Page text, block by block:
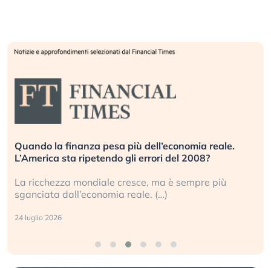
Quando la finanza pesa più dell’economia reale.
L’America sta ripetendo gli errori del 2008?
La ricchezza mondiale cresce, ma è sempre più
sganciata dall’economia reale. (…)
24 luglio 2026